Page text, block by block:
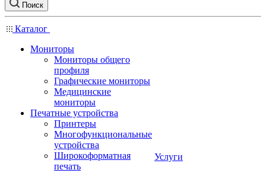
Поиск
Каталог
Мониторы
Мониторы общего
профиля
Графические мониторы
Медицинские
мониторы
Печатные устройства
Принтеры
Многофункциональные
устройства
Широкоформатная
печать
Услуги